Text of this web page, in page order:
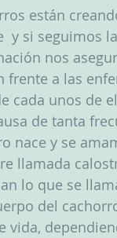
están
y si seguimos
nos
frente a las
cada unos de
de tanta
nace y se
llamada
lo que se
del
vida,